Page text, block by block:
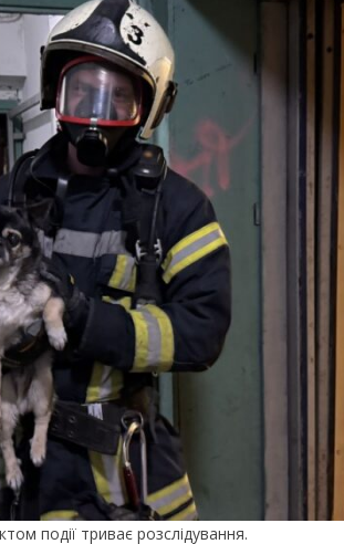
події триває розслідування.